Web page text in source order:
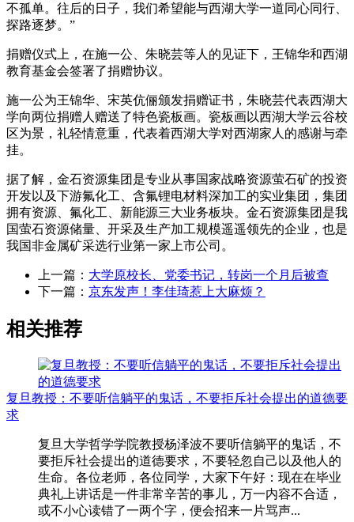
不孤单。往后的日子，我们希望能与西湖大学一道同心同行、
探路逐梦。”
捐赠仪式上，在施一公、朱晓芸等人的见证下，王锦华和西湖
教育基金会签署了捐赠协议。
施一公为王锦华、宋英伉俪颁发捐赠证书，朱晓芸代表西湖大
学向两位捐赠人赠送了特色瓷板画。瓷板画以西湖大学云谷校
区为景，礼轻情意重，代表着西湖大学对西湖家人的感谢与牵
挂。
据了解，金石资源集团是专业从事国家战略资源萤石矿的投资
开发以及下游氟化工、含氟锂电材料深加工的实业集团，集团
拥有资源、氟化工、新能源三大业务板块。金石资源集团是我
国萤石资源储量、开采及生产加工规模遥遥领先的企业，也是
我国非金属矿采选行业第一家上市公司。
上一篇： 大学原校长、党委书记，转岗一个月后被查
下一篇： 京东发声！李佳琦惹上大麻烦？
相关推荐
复旦教授：不要听信躺平的鬼话，不要拒斥社会提出的道德要
求
复旦大学哲学学院教授杨泽波不要听信躺平的鬼话，不
要拒斥社会提出的道德要求，不要轻忽自己以及他人的
生命。各位老师，各位同学，大家下午好：现在在毕业
典礼上讲话是一件非常辛苦的事儿，万一内容不合适，
或不小心读错了一两个字，便会招来一片骂声...